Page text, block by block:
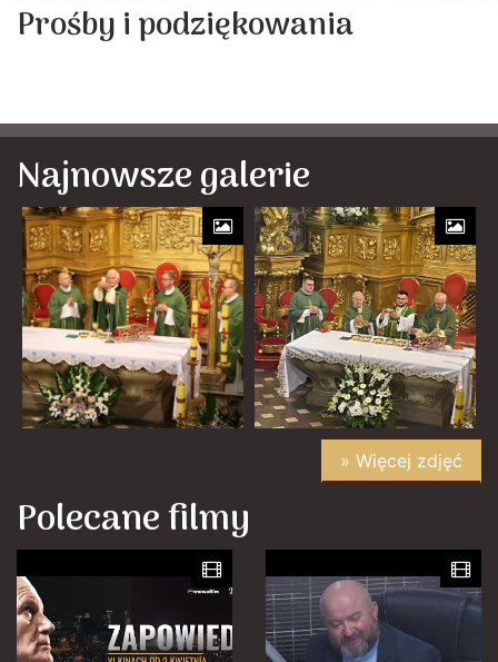
Prośby i podziękowania
Najnowsze galerie
» Więcej zdjęć
Polecane filmy